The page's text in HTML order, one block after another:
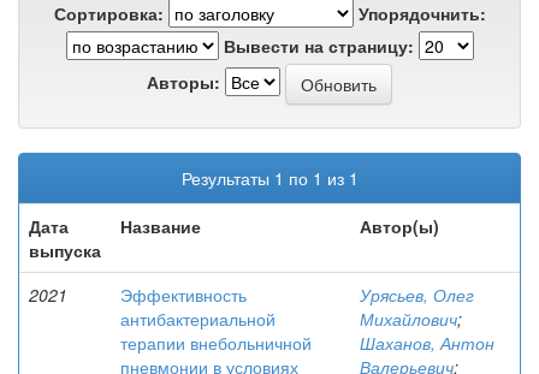
Сортировка:
Упорядочнить:
Вывести на страницу:
Авторы:
Результаты 1 по 1 из 1
Дата
выпуска
Название Автор(ы)
2021
Эффективность
антибактериальной
терапии внебольничной
пневмонии в условиях
Урясьев, Олег
Михайлович;
Шаханов, Антон
Валерьевич;